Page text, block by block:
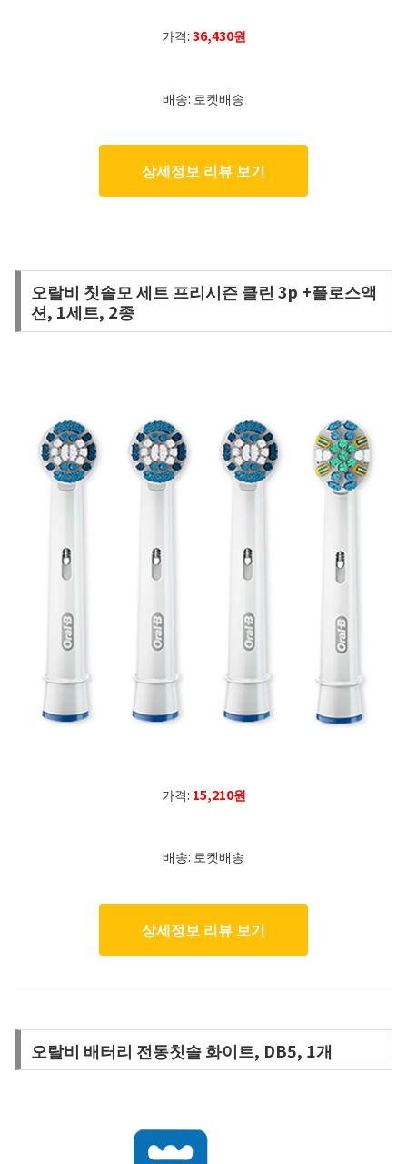
가격:36,430원
배송: 로켓배송
상세정보 리뷰 보기
오랄비 칫솔모 세트 프리시즌 클린 3p +플로스액
션, 1세트, 2종
가격: 15,210원
배송: 로켓배송
상세정보 리뷰 보기
오랄비 배터리 전동칫솔 화이트, DB5, 1개